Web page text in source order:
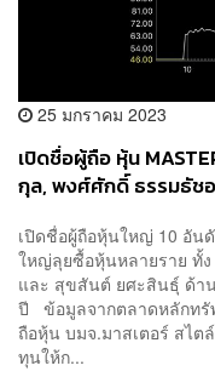
25 มกราคม 2023
เปิดชื่อผู้ถือ หุ้น
กุล, พงศ์ศักดิ์ ธรรมธัช
เปิดชื่อผู้ถือหุ้นใหญ่ 10 อัน
ใหญ่ลุยซื้อหุ้นหลายราย ทั้
และ สุขสันต์ ยศะสินธุ์ ด้า
ปี ข้อมูลจากตลาดหลักทรั
ถือหุ้น บมจ.มาสเตอร์ สไต
ทุนให้ก...